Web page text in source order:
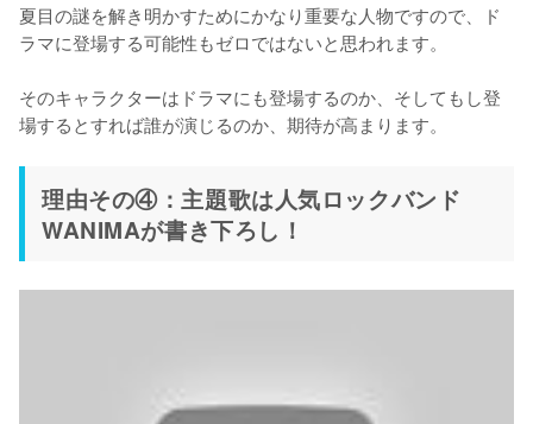
夏目の謎を解き明かすためにかなり重要な人物ですので、ド
ラマに登場する可能性もゼロではないと思われます。
そのキャラクターはドラマにも登場するのか、そしてもし登
場するとすれば誰が演じるのか、期待が高まります。
理由その④：主題歌は人気ロックバンド
WANIMAが書き下ろし！